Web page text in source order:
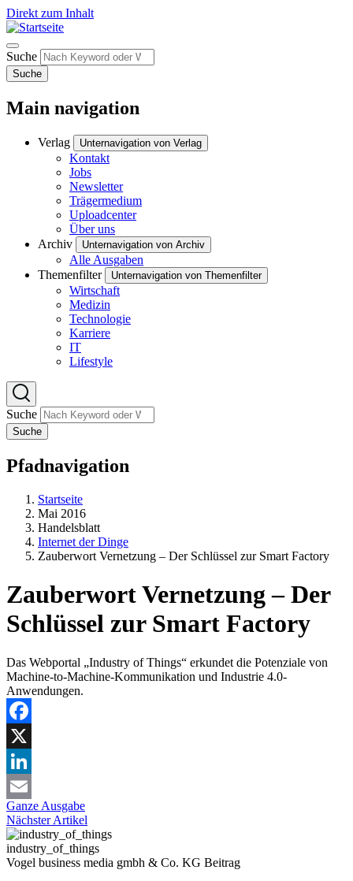
Direkt zum Inhalt
Suche
Suche
Main navigation
Verlag Unternavigation von Verlag
Kontakt
Jobs
Newsletter
Trägermedium
Uploadcenter
Über uns
Archiv
Unternavigation von Archiv
Alle Ausgaben
Themenfilter
Unternavigation von Themenfilter
Wirtschaft
Medizin
Technologie
Karriere
IT
Lifestyle
Suche
Suche
Pfadnavigation
Startseite
Mai 2016
Handelsblatt
Internet der Dinge
Zauberwort Vernetzung – Der Schlüssel zur Smart Factory
Zauberwort Vernetzung – Der
Schlüssel zur Smart Factory
Das Webportal „Industry of Things“ erkundet die Potenziale von
Machine-to-Machine-Kommunikation und Industrie 4.0-
Anwendungen.
Facebook
X
LinkedIn
Email
Ganze Ausgabe
Nächster Artikel
industry_of_things
Vogel business media gmbh & Co. KG Beitrag